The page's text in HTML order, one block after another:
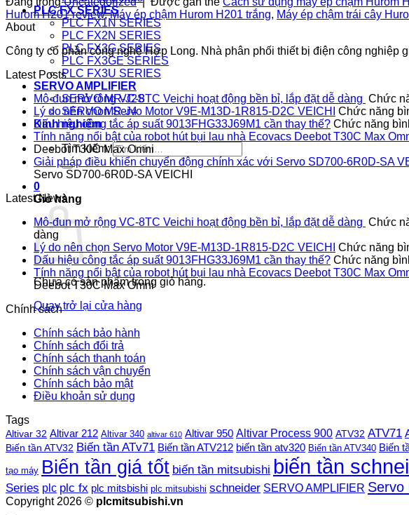
PLC FX SERIES
PLC FX1N SERIES
PLC FX2N SERIES
PLC FX3G SERIES
PLC FX3GE SERIES
PLC FX3U SERIES
SERVO AMPLIFIER
SERVO MR-J2S
SERVO MR-J4
Kinh nghiệm
Tìm kiếm:
0
Giỏ hàng
Chưa có sản phẩm trong giỏ hàng.
Quay trở lại cửa hàng
Hurom H201 review,Máy ép chậm Hurom H201 trắng, Máy ép chậm trái cây
About
Công ty cổ phần công nghệ Hợp Long. Nhà phân phối thiết bị điện công nghiệp
Latest Posts
Mô-đun mở rộng VC-8TC Veichi hoạt động bền bỉ, lắp đặt dễ dàng Chức
Lý do nên chọn Servo Motor V9E-M13D-1R815-D2C VEICHI
Chức năng
Dấu hiệu công tắc áp suất 9013FHG33J69M1 cần thay thế? Chức năng
Tính năng nổi bật của robot hút bụi lau nhà Ecovacs Deebot T30C Max
Deebot T30C Max Omni
Giải pháp điều khiển chuyển động chính xác với Servo SD700-6R0D-SA
Servo SD700-6R0D-SA VEICHI
Latest News
Mô-đun mở rộng VC-8TC Veichi hoạt động bền bỉ, lắp đặt dễ dàng Chức
dàng
Lý do nên chọn Servo Motor V9E-M13D-1R815-D2C VEICHI
Chức năng
Dấu hiệu công tắc áp suất 9013FHG33J69M1 cần thay thế? Chức năng
Tính năng nổi bật của robot hút bụi lau nhà Ecovacs Deebot T30C Max
Deebot T30C Max Omni
Chính sách
Chính sách bảo hành
Chính sách đổi trả
Chính sách thanh toán
Chính sách vận chuyển
Chính sách bảo mật
Điều khoản sử dụng
Tags
Altivar 32 Altivar 212 Altivar 340 altivar 610 Altivar 950 Altivar Process 900 ATV32 ATV71
Biến tần ATV32 Biến tần ATv71 Biến tần ATV212 biến tần atv320 Biến tần ATV340 Biến
tạo máy Biến tần giá tốt biến tần mitsubishi biến tần
Series plc plc fx plc mitsbishi plc mitsubishi schneider SERVO AMPLIFIER Servo
Copyright 2026 © plcmitsubishi.vn